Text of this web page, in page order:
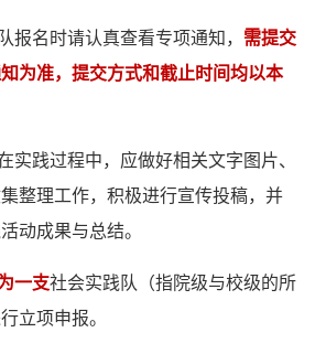
报名时请认真查看专项通知， 需提交
为准，提交方式和截止时间均以本
实践过程中，应做好相关文字图片、
整理工作，积极进行宣传投稿，并
动成果与总结。
一支社会实践队（指院级与校级的所
立项申报。